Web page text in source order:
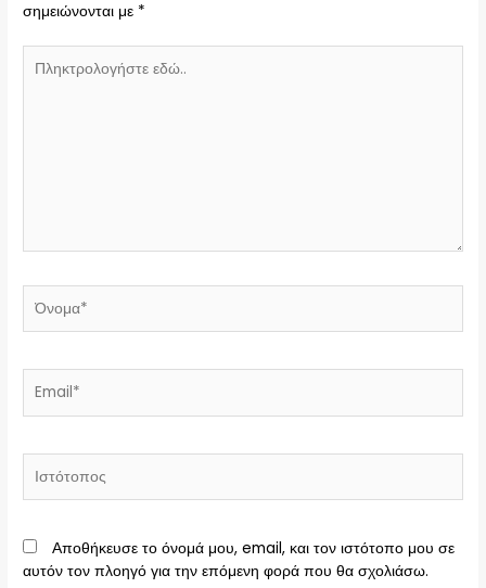
σημειώνονται με *
εδώ..
Αποθήκευσε το όνομά μου, email, και τον ιστότοπο μου σε
αυτόν τον πλοηγό για την επόμενη φορά που θα σχολιάσω.